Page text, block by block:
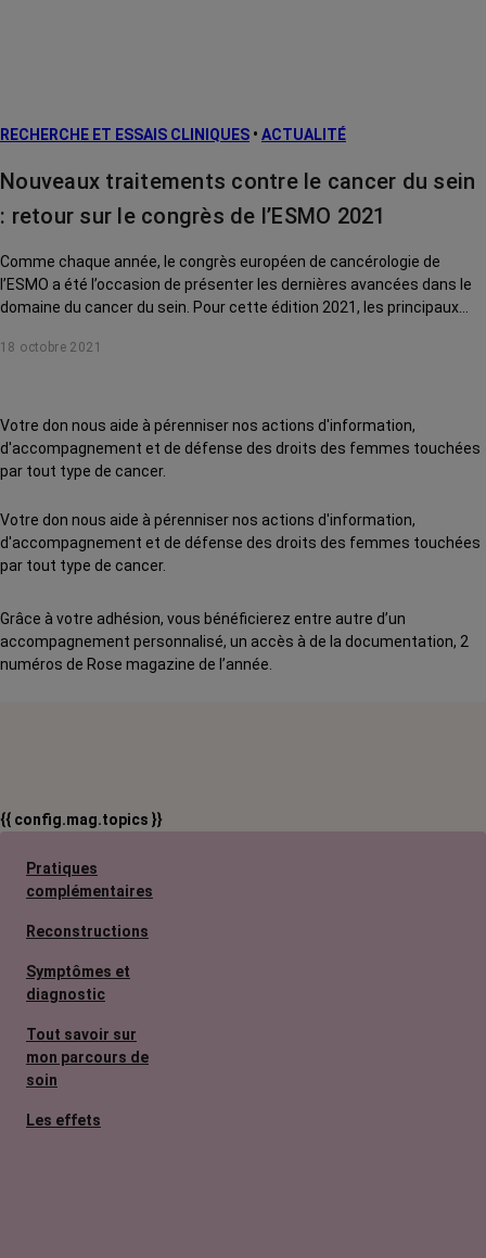
RECHERCHE ET ESSAIS CLINIQUES • ACTUALITÉ
Nouveaux traitements contre le cancer du sein
: retour sur le congrès de l’ESMO 2021
Comme chaque année, le congrès européen de cancérologie de
l’ESMO a été l’occasion de présenter les dernières avancées dans le
domaine du cancer du sein. Pour cette édition 2021, les principaux
hormonodépendants. On fait le point avec le Dr Tredan,
18 octobre 2021
Votre don nous aide à pérenniser nos actions d'information,
d'accompagnement et de défense des droits des femmes touchées
par tout type de cancer.
Votre don nous aide à pérenniser nos actions d'information,
d'accompagnement et de défense des droits des femmes touchées
par tout type de cancer.
Grâce à votre adhésion, vous bénéficierez entre autre d’un
accompagnement personnalisé, un accès à de la documentation, 2
numéros de Rose magazine de l’année.
{{ config.mag.topics }}
Pratiques
complémentaires
Reconstructions
Symptômes et
diagnostic
Tout savoir sur
mon parcours de
soin
Les effets